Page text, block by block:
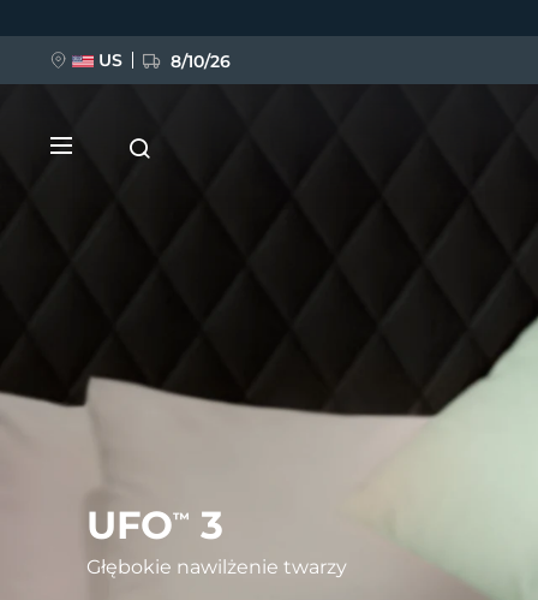
UFO™ 3
Głębokie nawilżenie twarzy
US 8/10/26
BREAKING NEWS